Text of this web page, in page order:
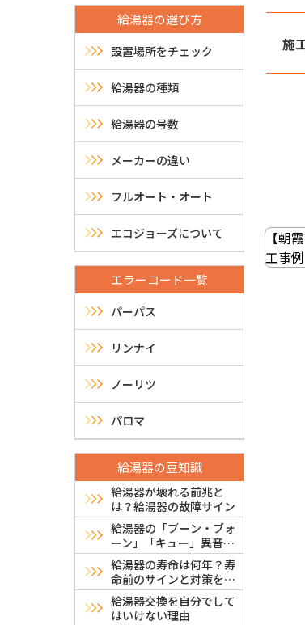
給湯器の選び方
設置場所をチェック
給湯器の種類
給湯器の号数
メーカーの違い
フルオート・オート
エコジョーズについて
エラーコード一覧
パーパス
リンナイ
ノーリツ
パロマ
給湯器の豆知識
給湯器が壊れる前兆と
は？給湯器の故障サイン
給湯器の「ブーン・ブォ
ーン」「キュー」異音は
故障？危険？原因と対処
法
給湯器の寿命は何年？寿
命前のサインと対策を解
説
給湯器交換を自分でして
はいけない理由
施
稿
ナ
【朝
工事例